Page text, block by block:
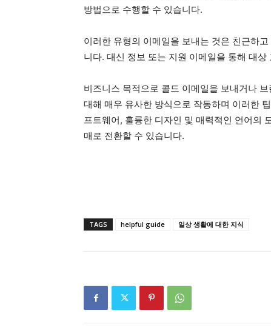
방법으로 수행할 수 있습니다.
이러한 유형의 이메일을 보내는 것은 친근하
니다. 대신 정보 또는 지원 이메일을 통해 대
비즈니스 목적으로 콜드 이메일을 보내거나
대해 매우 유사한 방식으로 작동하며 이러한
프트웨어, 훌륭한 디자인 및 매력적인 언어의
매로 전환할 수 있습니다.
TAGS helpful guide 일상 생활에 대한 지식